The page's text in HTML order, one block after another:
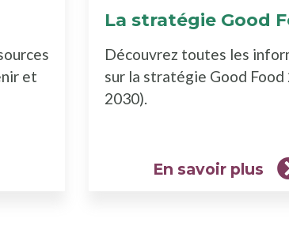
et
La stratégie Good
Découvrez toutes les
sur la stratégie Good Food
2030).
En savoir plus